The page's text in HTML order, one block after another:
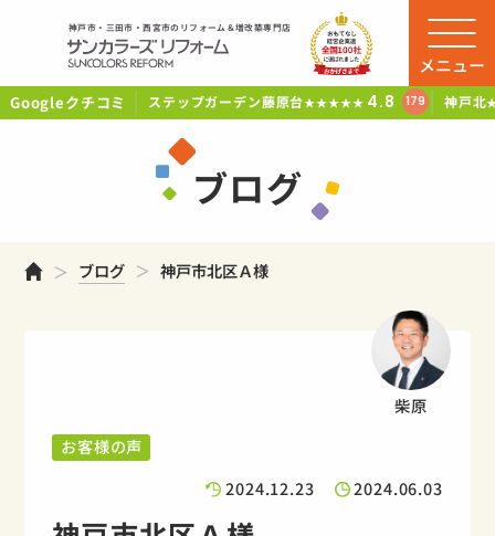
神戸市・三田市・西宮市のリフォーム＆増改築専門店
Googleクチコミ ステップガーデン藤原台★★★★★ 4.8 179 神戸北
メニュー
ブログ
ホームブログ 神戸市北区Ａ様
柴原
お客様の声
2024.12.23
2024.06.03